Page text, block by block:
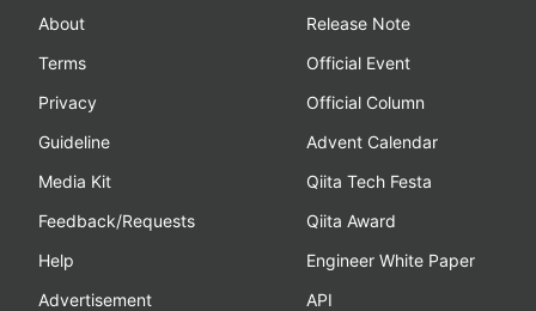
About
Terms
Privacy
Guideline
Media Kit
Feedback/Requests
Help
Advertisement
Release Note
Official Event
Official Column
Advent Calendar
Qiita Tech Festa
Qiita Award
Engineer White Paper
API